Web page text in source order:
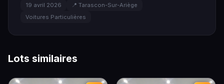
19 avril 2026
📍 Tarascon-Sur-Ariège
Voitures Particulières
Lots similaires